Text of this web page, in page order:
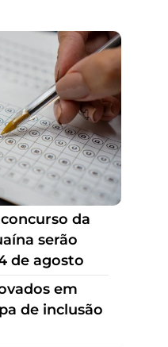
em
de inclusão
da
serão
de agosto